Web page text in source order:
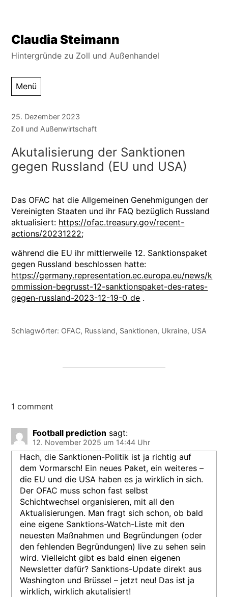
Zum
Inhalt
springen
Claudia Steimann
Hintergründe zu Zoll und Außenhandel
Menü
25. Dezember 2023
Zoll und Außenwirtschaft
Akutalisierung der Sanktionen
gegen Russland (EU und USA)
Das OFAC hat die Allgemeinen Genehmigungen der
Vereinigten Staaten und ihr FAQ bezüglich Russland
aktualisiert: https://ofac.treasury.gov/recent-
actions/20231222;
während die EU ihr mittlerweile 12. Sanktionspaket
gegen Russland beschlossen hatte:
https://germany.representation.ec.europa.eu/news/k
ommission-begrusst-12-sanktionspaket-des-rates-
gegen-russland-2023-12-19-0_de .
Schlagwörter: OFAC, Russland, Sanktionen, Ukraine, USA
1 comment
Football prediction sagt:
12. November 2025 um 14:44 Uhr
Hach, die Sanktionen-Politik ist ja richtig auf
dem Vormarsch! Ein neues Paket, ein weiteres –
die EU und die USA haben es ja wirklich in sich.
Der OFAC muss schon fast selbst
Schichtwechsel organisieren, mit all den
Aktualisierungen. Man fragt sich schon, ob bald
eine eigene Sanktions-Watch-Liste mit den
neuesten Maßnahmen und Begründungen (oder
den fehlenden Begründungen) live zu sehen sein
wird. Vielleicht gibt es bald einen eigenen
Newsletter dafür? Sanktions-Update direkt aus
Washington und Brüssel – jetzt neu! Das ist ja
wirklich, wirklich akutalisiert!